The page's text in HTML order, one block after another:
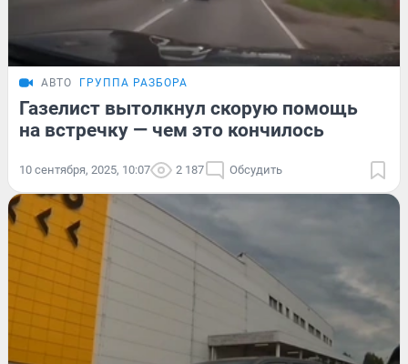
АВТО ГРУППА РАЗБОРА
Газелист вытолкнул скорую помощь
на встречку — чем это кончилось
10 сентября, 2025, 10:07 2 187 Обсудить